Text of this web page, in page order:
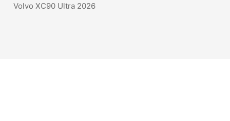
Volvo XC90 Ultra 2026